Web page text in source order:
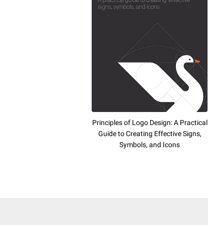
Principles of Logo Design: A Practical
Guide to Creating Effective Signs,
Symbols, and Icons